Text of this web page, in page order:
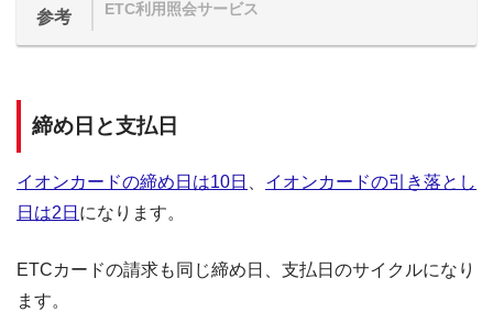
参考 ETC利用照会サービス
締め日と支払日
イオンカードの締め日は10日 、 イオンカードの引き落とし
日は2日 になります。
ETCカードの請求も同じ締め日、支払日のサイクルになり
ます。